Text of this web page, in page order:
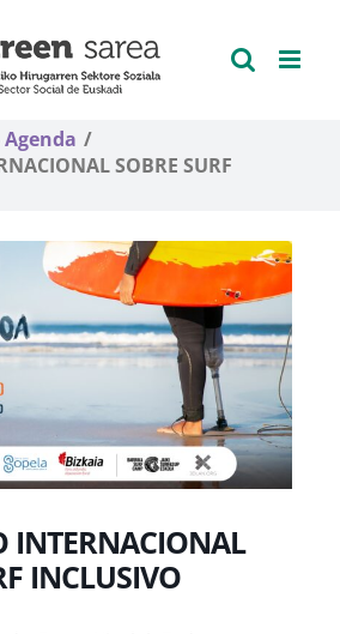
Agenda
SOBRE SURF
INTERNACIONAL
INCLUSIVO